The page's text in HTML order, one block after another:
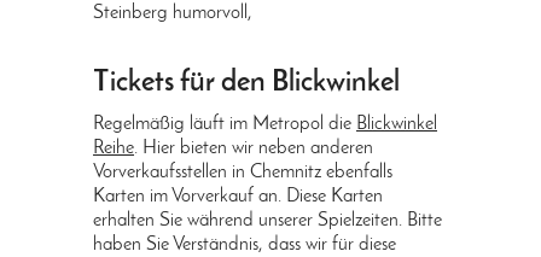
Steinberg humorvoll,
Tickets für den Blickwinkel
Regelmäßig läuft im Metropol die Blickwinkel
Reihe. Hier bieten wir neben anderen
Vorverkaufsstellen in Chemnitz ebenfalls
Karten im Vorverkauf an. Diese Karten
erhalten Sie während unserer Spielzeiten. Bitte
haben Sie Verständnis, dass wir für diese